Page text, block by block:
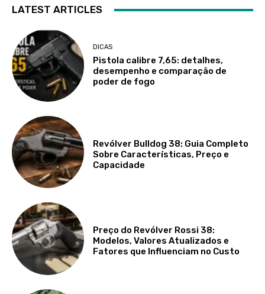
LATEST ARTICLES
DICAS
Pistola calibre 7,65: detalhes,
desempenho e comparação de
poder de fogo
Revólver Bulldog 38: Guia Completo
Sobre Características, Preço e
Capacidade
Preço do Revólver Rossi 38:
Modelos, Valores Atualizados e
Fatores que Influenciam no Custo